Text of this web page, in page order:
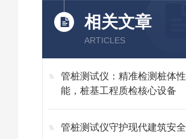
相关文章
ARTICLES
管桩测试仪：精准检测桩体性
能，桩基工程质检核心设备
管桩测试仪守护现代建筑安全